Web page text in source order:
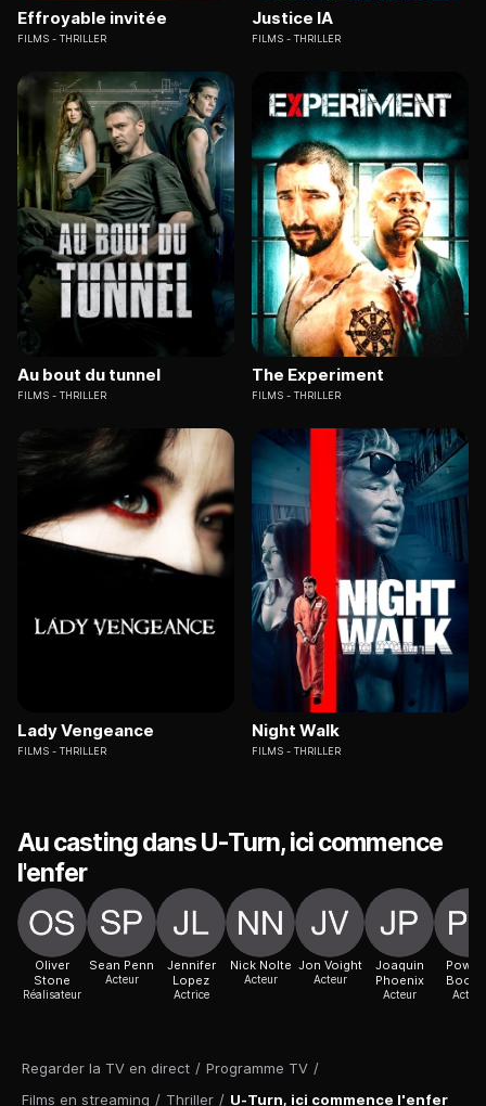
Regarder la TV en direct / Programme TV /
Films en streaming / Thriller / U-Turn, ici commence l'enfer
Effroyable invitée
FILMS THRILLER
Justice IA
FILMS THRILLER
Au bout du tunnel
FILMS THRILLER
The Experiment
FILMS THRILLER
Lady Vengeance
FILMS THRILLER
Night Walk
FILMS THRILLER
Au casting dans U-Turn, ici commence
l'enfer
Oliver
Stone
Réalisateur
Sean Penn
Acteur
Jennifer
Lopez
Actrice
Nick Nolte
Acteur
Jon Voight
Acteur
Joaquin
Phoenix
Acteur Acteur